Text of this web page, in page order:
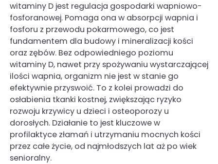
witaminy D jest regulacja gospodarki wapniowo-
fosforanowej. Pomaga ona w absorpcji wapnia i
fosforu z przewodu pokarmowego, co jest
fundamentem dla budowy i mineralizacji kości
oraz zębów. Bez odpowiedniego poziomu
witaminy D, nawet przy spożywaniu wystarczającej
ilości wapnia, organizm nie jest w stanie go
efektywnie przyswoić. To z kolei prowadzi do
osłabienia tkanki kostnej, zwiększając ryzyko
rozwoju krzywicy u dzieci i osteoporozy u
dorosłych. Działanie to jest kluczowe w
profilaktyce złamań i utrzymaniu mocnych kości
przez całe życie, od najmłodszych lat aż po wiek
senioralny.